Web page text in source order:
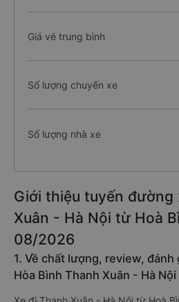
Giá vé trung bình
Số lượng chuyến xe
Số lượng nhà xe
Giới thiệu tuyến đường
Xuân - Hà Nội từ Hoà
08/2026
1. Về chất lượng, review, đánh
Hòa Bình Thanh Xuân - Hà Nội